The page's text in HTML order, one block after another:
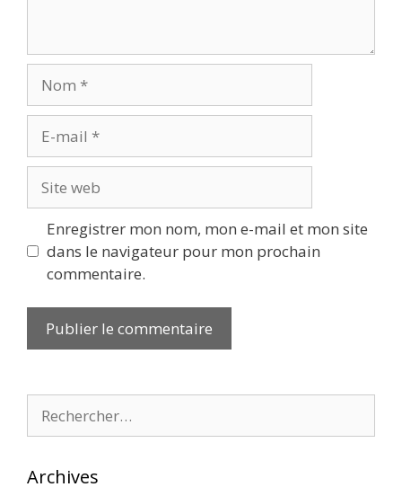
mail
web
Enregistrer mon nom, mon e-mail et mon site
dans le navigateur pour mon prochain
commentaire.
Archives